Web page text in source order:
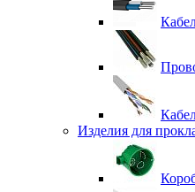
Изделия для